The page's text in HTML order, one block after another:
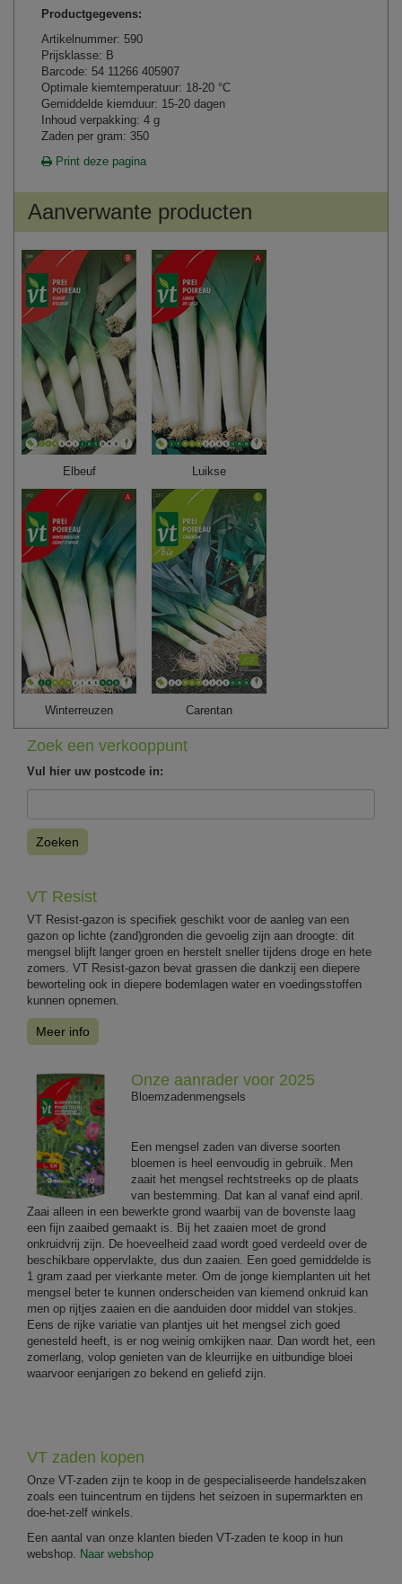
Productgegevens:
Artikelnummer: 590
Prijsklasse: B
Barcode: 54 11266 405907
Optimale kiemtemperatuur: 18-20 °C
Gemiddelde kiemduur: 15-20 dagen
Inhoud verpakking: 4 g
Zaden per gram: 350
Print deze pagina
Aanverwante producten
Elbeuf Luikse
Winterreuzen Carentan
Zoek een verkooppunt
Vul hier uw postcode in:
Zoeken
VT Resist
VT Resist-gazon is specifiek geschikt voor de aanleg van een
gazon op lichte (zand)gronden die gevoelig zijn aan droogte: dit
mengsel blijft langer groen en herstelt sneller tijdens droge en hete
zomers. VT Resist-gazon bevat grassen die dankzij een diepere
beworteling ook in diepere bodemlagen water en voedingsstoffen
kunnen opnemen.
Meer info
Onze aanrader voor 2025
Bloemzadenmengsels
Een mengsel zaden van diverse soorten
bloemen is heel eenvoudig in gebruik. Men
zaait het mengsel rechtstreeks op de plaats
van bestemming. Dat kan al vanaf eind april.
Zaai alleen in een bewerkte grond waarbij van de bovenste laag
een fijn zaaibed gemaakt is. Bij het zaaien moet de grond
onkruidvrij zijn. De hoeveelheid zaad wordt goed verdeeld over de
beschikbare oppervlakte, dus dun zaaien. Een goed gemiddelde is
1 gram zaad per vierkante meter. Om de jonge kiemplanten uit het
mengsel beter te kunnen onderscheiden van kiemend onkruid kan
men op rijtjes zaaien en die aanduiden door middel van stokjes.
Eens de rijke variatie van plantjes uit het mengsel zich goed
genesteld heeft, is er nog weinig omkijken naar. Dan wordt het, een
zomerlang, volop genieten van de kleurrijke en uitbundige bloei
waarvoor eenjarigen zo bekend en geliefd zijn.
VT zaden kopen
Onze VT-zaden zijn te koop in de gespecialiseerde handelszaken
zoals een tuincentrum en tijdens het seizoen in supermarkten en
doe-het-zelf winkels.
Een aantal van onze klanten bieden VT-zaden te koop in hun
webshop.
Naar webshop